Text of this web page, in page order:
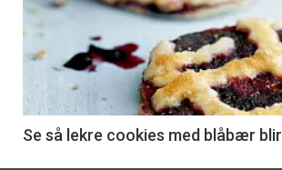
akkurat
nå
6
Se så lekre cookies med blåbær blir